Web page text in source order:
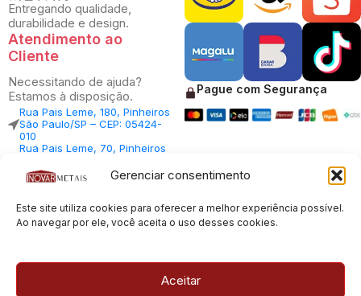
Gerenciar consentimento
Este site utiliza cookies para oferecer a melhor experiência possível.
Ao navegar por ele, você aceita o uso desses cookies.
Aceitar
Entregando qualidade,
durabilidade e design.
Atendimento ao
Cliente
Necessitando de ajuda?
Estamos à disposição.
Rua Pais Leme, 180, Pinheiros
São Paulo/SP – CEP: 05424-
010
Rua Pais Leme, 70, Pinheiros
010
Central Vendas: (11) 98812-
Central Atendimento: (11)
94535-7237
Pague com Segurança